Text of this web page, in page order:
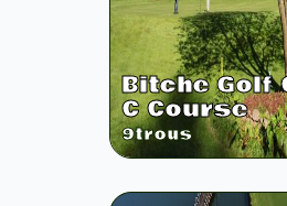
Bitche Golf
C Course
9trous